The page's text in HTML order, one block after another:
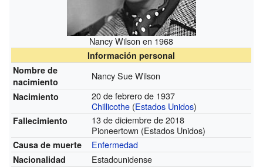
Nancy Wilson en 1968
Información personal
Nombre de
nacimiento
Nancy Sue Wilson
Nacimiento
20 de febrero de 1937
Chillicothe (Estados Unidos)
Fallecimiento
13 de diciembre de 2018
Pioneertown (Estados Unidos)
Causa de muerte Enfermedad
Nacionalidad Estadounidense